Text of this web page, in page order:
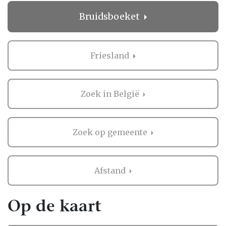
geeft rust in een drukke periode!
Wat anderen zeggen over Bruidsboeket
in Friesland
het is logisch dat je graag wilt weten wat
anderen vinden. Daarom biedt Bruiloft.nl je
de mogelijkheid om beoordelingen te lezen
de professionals in Friesland.
Deze ervaringen zijn waardevol, omdat ze je
een eerlijk beeld geven van wat je kunt
verwachten. Als er nog geen beoordelingen
zijn, kan dat ook een kans zijn. Misschien
mogen jullie wel de eerste zijn die een review
achterlaat! Zo help je niet alleen andere
bruidsparen, maar creëer je ook een
Bruidsboeket
Friesland
Zoek in België
Zoek op gemeente
Afstand
Op de kaart